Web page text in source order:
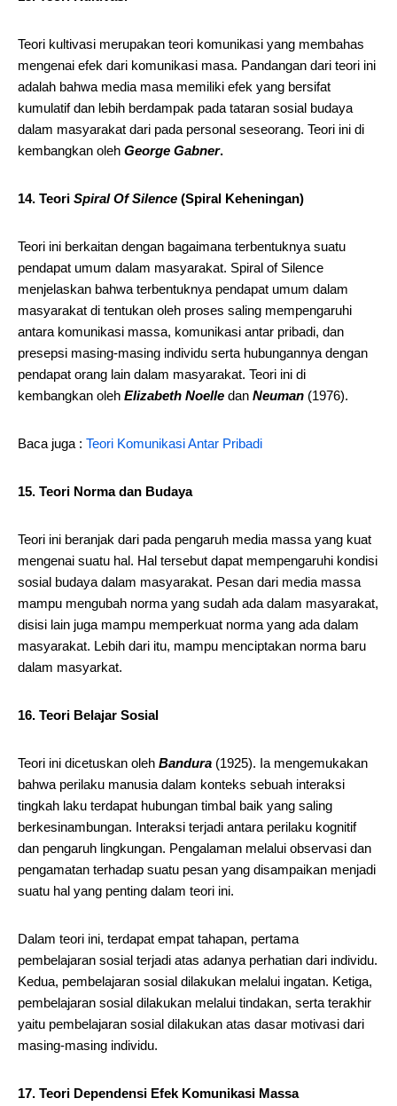
Teori kultivasi merupakan teori komunikasi yang membahas
mengenai efek dari komunikasi masa. Pandangan dari teori ini
adalah bahwa media masa memiliki efek yang bersifat
kumulatif dan lebih berdampak pada tataran sosial budaya
dalam masyarakat dari pada personal seseorang. Teori ini di
kembangkan oleh George Gabner.
14. Teori Spiral Of Silence (Spiral Keheningan)
Teori ini berkaitan dengan bagaimana terbentuknya suatu
pendapat umum dalam masyarakat. Spiral of Silence
menjelaskan bahwa terbentuknya pendapat umum dalam
masyarakat di tentukan oleh proses saling mempengaruhi
antara komunikasi massa, komunikasi antar pribadi, dan
presepsi masing-masing individu serta hubungannya dengan
pendapat orang lain dalam masyarakat. Teori ini di
kembangkan oleh Elizabeth Noelle dan Neuman (1976).
Baca juga : Teori Komunikasi Antar Pribadi
15. Teori Norma dan Budaya
Teori ini beranjak dari pada pengaruh media massa yang kuat
mengenai suatu hal. Hal tersebut dapat mempengaruhi kondisi
sosial budaya dalam masyarakat. Pesan dari media massa
mampu mengubah norma yang sudah ada dalam masyarakat,
disisi lain juga mampu memperkuat norma yang ada dalam
masyarakat. Lebih dari itu, mampu menciptakan norma baru
dalam masyarkat.
16. Teori Belajar Sosial
Teori ini dicetuskan oleh Bandura (1925). Ia mengemukakan
bahwa perilaku manusia dalam konteks sebuah interaksi
tingkah laku terdapat hubungan timbal baik yang saling
berkesinambungan. Interaksi terjadi antara perilaku kognitif
dan pengaruh lingkungan. Pengalaman melalui observasi dan
pengamatan terhadap suatu pesan yang disampaikan menjadi
suatu hal yang penting dalam teori ini.
Dalam teori ini, terdapat empat tahapan, pertama
pembelajaran sosial terjadi atas adanya perhatian dari individu.
Kedua, pembelajaran sosial dilakukan melalui ingatan. Ketiga,
pembelajaran sosial dilakukan melalui tindakan, serta terakhir
yaitu pembelajaran sosial dilakukan atas dasar motivasi dari
masing-masing individu.
17. Teori Dependensi Efek Komunikasi Massa